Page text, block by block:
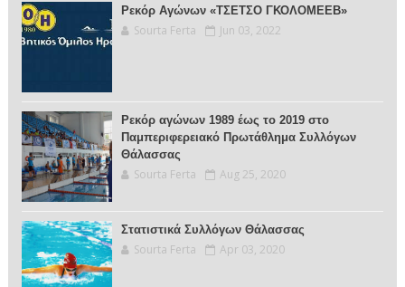
Ρεκόρ Αγώνων «ΤΣΕΤΣΟ ΓΚΟΛΟΜΕΕΒ»
Sourta Ferta Jun 03, 2022
Ρεκόρ αγώνων 1989 έως το 2019 στο
Παμπεριφερειακό Πρωτάθλημα Συλλόγων
Θάλασσας
Sourta Ferta Aug 25, 2020
Στατιστικά Συλλόγων Θάλασσας
Sourta Ferta Apr 03, 2020